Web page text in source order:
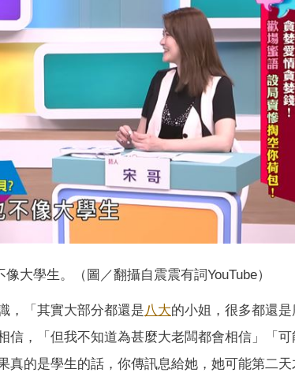
大學生。（圖／翻攝自震震有詞YouTube）
，「其實大部分都還是 八大的小姐，很多都還
信，「但我不知道為甚麼大老闆都會相信」「
的是學生的話，你傳訊息給她，她可能第二